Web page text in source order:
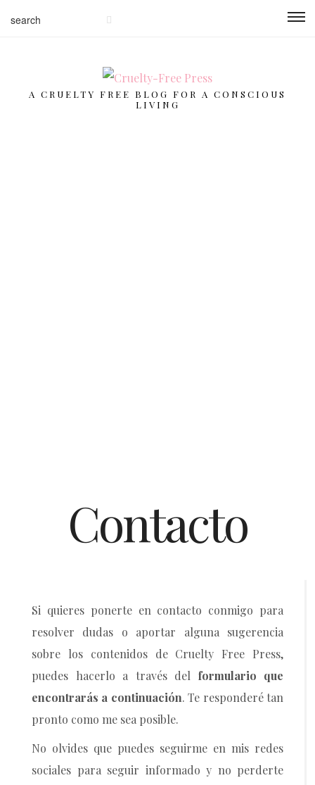
A CRUELTY FREE BLOG FOR A CONSCIOUS
LIVING
Contacto
Si quieres ponerte en contacto conmigo para
resolver dudas o aportar alguna sugerencia
sobre los contenidos de Cruelty Free Press,
puedes hacerlo a través del formulario que
encontrarás a continuación. Te responderé tan
pronto como me sea posible.
No olvides que puedes seguirme en mis redes
sociales para seguir informado y no perderte